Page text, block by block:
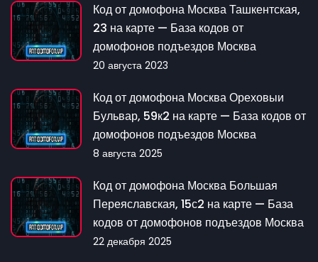
Код от домофона Москва Ташкентская,
23 на карте — База кодов от
домофонов подъездов Москва
20 августа 2023
Код от домофона Москва Ореховыи
Бульвар, 59к2 на карте — База кодов от
домофонов подъездов Москва
8 августа 2025
Код от домофона Москва Большая
Переяславская, 15с2 на карте — База
кодов от домофонов подъездов Москва
22 декабря 2025